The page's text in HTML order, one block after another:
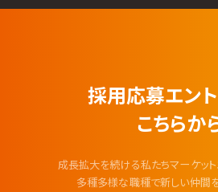
採用応募エン
こちらか
成長拡大を続ける私たちマーケッ
多種多様な職種で新しい仲間を